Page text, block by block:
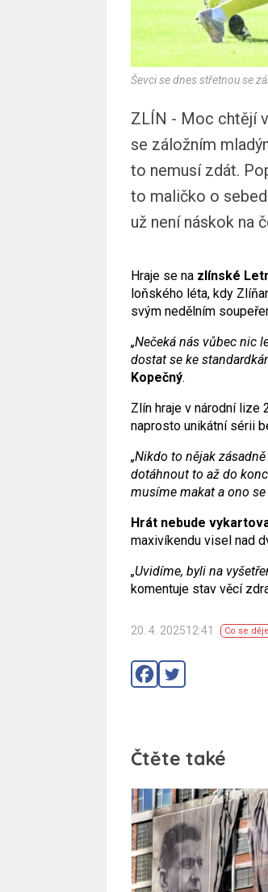
Ševci se dnes střetnou se
ZLÍN - Moc chtějí
se záložním
to nemusí zdát.
to maličko o
už není náskok na
Hraje se na zlínské
loňského léta, kdy
svým nedělním
„Nečeká nás vůbec nic
dostat se ke
Kopečný.
Zlín hraje v národní lize
naprosto unikátní sérii
„Nikdo to nějak
dotáhnout to až do
musíme makat a ono
Hrát nebude
maxivíkendu visel nad
„Uvidíme, byli na
komentuje stav věcí
20. 4. 202512:41 Co se děje
Čtěte také